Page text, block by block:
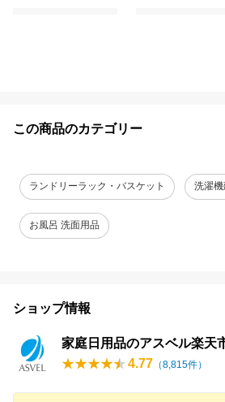
この商品のカテゴリー
ランドリーラック・バスケット 洗濯
お風呂 洗面用品
ショップ情報
家庭日用品のアスベル楽天
4.77 （8,815件）